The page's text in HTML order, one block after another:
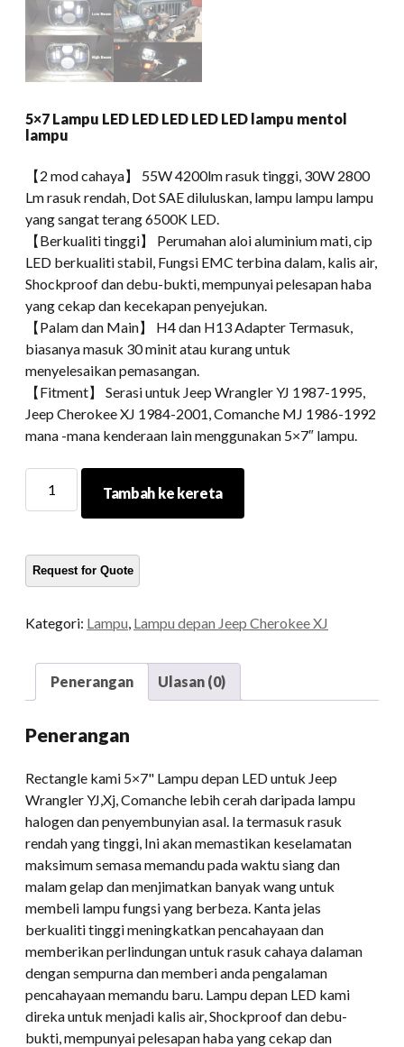
5×7 Lampu LED LED LED LED LED lampu mentol
lampu
【2 mod cahaya】 55W 4200lm rasuk tinggi, 30W 2800
Lm rasuk rendah, Dot SAE diluluskan, lampu lampu lampu
yang sangat terang 6500K LED.
【Berkualiti tinggi】 Perumahan aloi aluminium mati, cip
LED berkualiti stabil, Fungsi EMC terbina dalam, kalis air,
Shockproof dan debu-bukti, mempunyai pelesapan haba
yang cekap dan kecekapan penyejukan.
【Palam dan Main】 H4 dan H13 Adapter Termasuk,
biasanya masuk 30 minit atau kurang untuk
menyelesaikan pemasangan.
【Fitment】 Serasi untuk Jeep Wrangler YJ 1987-1995,
Jeep Cherokee XJ 1984-2001, Comanche MJ 1986-1992
mana -mana kenderaan lain menggunakan 5×7″ lampu.
lampu
LED
kuantiti
Tambah ke kereta
Kategori: Lampu Lampu depan Jeep Cherokee XJ
Penerangan Ulasan (0)
Penerangan
Rectangle kami 5×7" Lampu depan LED untuk Jeep
Wrangler YJ,Xj, Comanche lebih cerah daripada lampu
halogen dan penyembunyian asal. Ia termasuk rasuk
rendah yang tinggi, Ini akan memastikan keselamatan
maksimum semasa memandu pada waktu siang dan
malam gelap dan menjimatkan banyak wang untuk
membeli lampu fungsi yang berbeza. Kanta jelas
berkualiti tinggi meningkatkan pencahayaan dan
memberikan perlindungan untuk rasuk cahaya dalaman
dengan sempurna dan memberi anda pengalaman
pencahayaan memandu baru. Lampu depan LED kami
direka untuk menjadi kalis air, Shockproof dan debu-
bukti, mempunyai pelesapan haba yang cekap dan